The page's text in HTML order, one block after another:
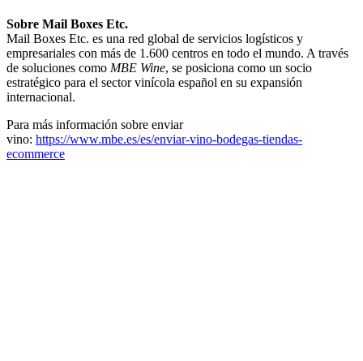
Sobre Mail Boxes Etc.
Mail Boxes Etc. es una red global de servicios logísticos y
empresariales con más de 1.600 centros en todo el mundo. A través
de soluciones como MBE Wine, se posiciona como un socio
estratégico para el sector vinícola español en su expansión
internacional.
Para más información sobre enviar
vino: https://www.mbe.es/es/enviar-vino-bodegas-tiendas-
ecommerce